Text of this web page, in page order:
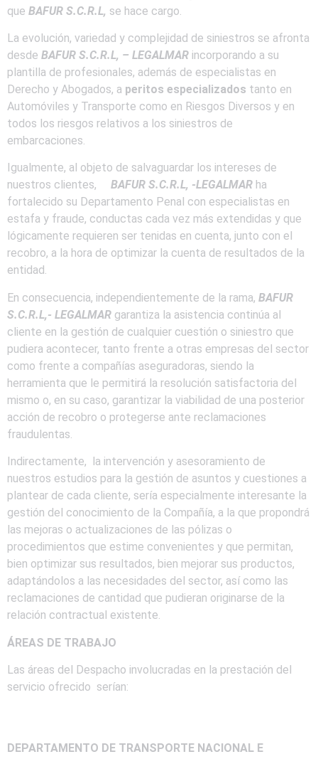
que BAFUR S.C.R.L, se hace cargo.
La evolución, variedad y complejidad de siniestros se afronta
desde BAFUR S.C.R.L, – LEGALMAR incorporando a su
plantilla de profesionales, además de especialistas en
Derecho y Abogados, a peritos especializados tanto en
Automóviles y Transporte como en Riesgos Diversos y en
todos los riesgos relativos a los siniestros de
embarcaciones.
Igualmente, al objeto de salvaguardar los intereses de
nuestros clientes, BAFUR S.C.R.L, -LEGALMAR ha
fortalecido su Departamento Penal con especialistas en
estafa y fraude, conductas cada vez más extendidas y que
lógicamente requieren ser tenidas en cuenta, junto con el
recobro, a la hora de optimizar la cuenta de resultados de la
entidad.
En consecuencia, independientemente de la rama, BAFUR
S.C.R.L,- LEGALMAR garantiza la asistencia continúa al
cliente en la gestión de cualquier cuestión o siniestro que
pudiera acontecer, tanto frente a otras empresas del sector
como frente a compañías aseguradoras, siendo la
herramienta que le permitirá la resolución satisfactoria del
mismo o, en su caso, garantizar la viabilidad de una posterior
acción de recobro o protegerse ante reclamaciones
fraudulentas.
Indirectamente, la intervención y asesoramiento de
nuestros estudios para la gestión de asuntos y cuestiones a
plantear de cada cliente, sería especialmente interesante la
gestión del conocimiento de la Compañía, a la que propondrá
las mejoras o actualizaciones de las pólizas o
procedimientos que estime convenientes y que permitan,
bien optimizar sus resultados, bien mejorar sus productos,
adaptándolos a las necesidades del sector, así como las
reclamaciones de cantidad que pudieran originarse de la
relación contractual existente.
ÁREAS DE TRABAJO
Las áreas del Despacho involucradas en la prestación del
servicio ofrecido serían:
DEPARTAMENTO DE TRANSPORTE NACIONAL E